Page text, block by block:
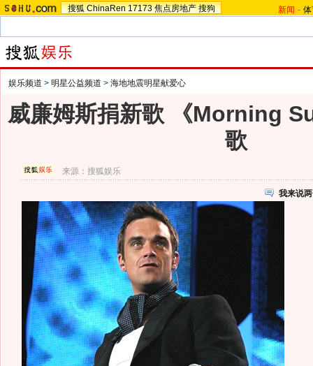
搜狐 ChinaRen 17173 焦点房地产 搜狗 新闻 -
娱乐频道 > 明星公益频道 > 海地地震明星献爱心
威廉姆斯捐新歌 《Morning
歌
来源：搜狐娱乐
我来说